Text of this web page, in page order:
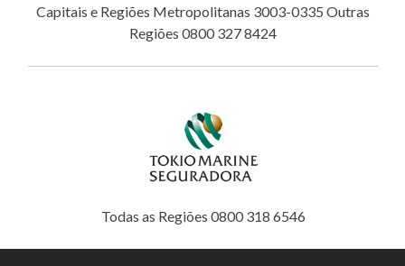
Capitais e Regiões Metropolitanas 3003-0335 Outras
Regiões 0800 327 8424
Todas as Regiões 0800 318 6546